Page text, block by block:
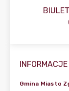
INFORMACJE
Gmina Miasto